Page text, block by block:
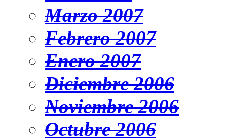
Marzo 2007
Febrero 2007
Enero 2007
Diciembre 2006
Noviembre 2006
Octubre 2006